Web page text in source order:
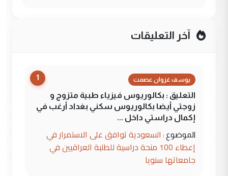
آخر التعليقات
1 يوسف غزوان عصمت
التعليق : بكالوريوس فيزياء طبية متزوج و
زوجتي أيضا بكالوريوس سكني بغداد أرغب في
إكمال دراستي داخل ...
الموضوع : السعودية توافق على الاستمرار في
إعطاء 100 منحة دراسية للطلبة العراقيين في
جامعاتها سنويا